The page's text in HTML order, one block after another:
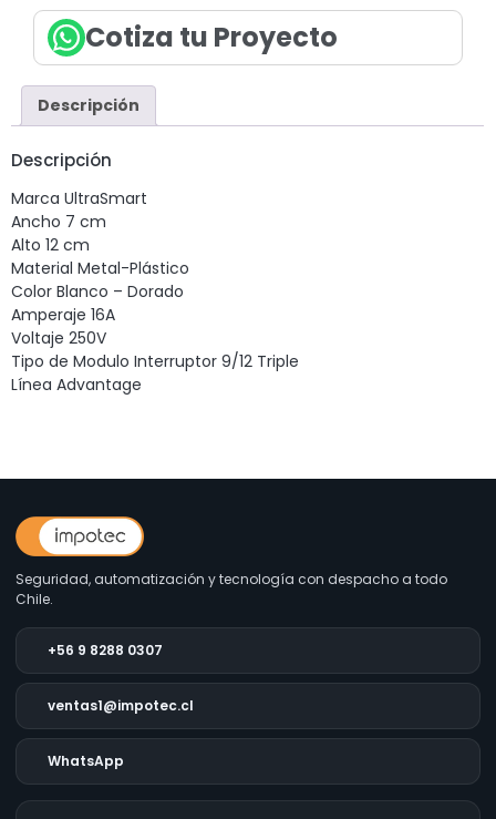
Cotiza tu Proyecto
Descripción
Descripción
Marca UltraSmart
Ancho 7 cm
Alto 12 cm
Material Metal-Plástico
Color Blanco – Dorado
Amperaje 16A
Voltaje 250V
Tipo de Modulo Interruptor 9/12 Triple
Línea Advantage
Seguridad, automatización y tecnología con despacho a todo
Chile.
+56 9 8288 0307
ventas1@impotec.cl
WhatsApp